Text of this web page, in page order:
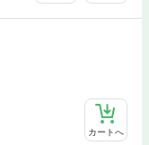
カートへ